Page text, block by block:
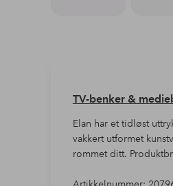
TV-benker &
Elan har et tidløst
vakkert utformet
rommet ditt.